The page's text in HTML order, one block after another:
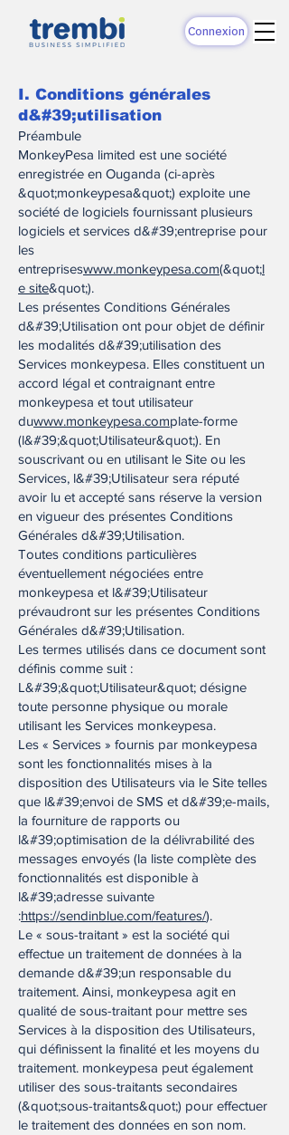
Connexion
I. Conditions générales
d&#39;utilisation
Préambule
MonkeyPesa limited est une société
enregistrée en Ouganda (ci-après
&quot;monkeypesa&quot;) exploite une
société de logiciels fournissant plusieurs
logiciels et services d&#39;entreprise pour
les
entrepriseswww.monkeypesa.com(&quot;l
e site&quot;).
Les présentes Conditions Générales
d&#39;Utilisation ont pour objet de définir
les modalités d&#39;utilisation des
Services monkeypesa. Elles constituent un
accord légal et contraignant entre
monkeypesa et tout utilisateur
duwww.monkeypesa.complate-forme
(l&#39;&quot;Utilisateur&quot;). En
souscrivant ou en utilisant le Site ou les
Services, l&#39;Utilisateur sera réputé
avoir lu et accepté sans réserve la version
en vigueur des présentes Conditions
Générales d&#39;Utilisation.
Toutes conditions particulières
éventuellement négociées entre
monkeypesa et l&#39;Utilisateur
prévaudront sur les présentes Conditions
Générales d&#39;Utilisation.
Les termes utilisés dans ce document sont
définis comme suit :
L&#39;&quot;Utilisateur&quot; désigne
toute personne physique ou morale
utilisant les Services monkeypesa.
Les « Services » fournis par monkeypesa
sont les fonctionnalités mises à la
disposition des Utilisateurs via le Site telles
que l&#39;envoi de SMS et d&#39;e-mails,
la fourniture de rapports ou
l&#39;optimisation de la délivrabilité des
messages envoyés (la liste complète des
fonctionnalités est disponible à
l&#39;adresse suivante
:https://sendinblue.com/features/).
Le « sous-traitant » est la société qui
effectue un traitement de données à la
demande d&#39;un responsable du
traitement. Ainsi, monkeypesa agit en
qualité de sous-traitant pour mettre ses
Services à la disposition des Utilisateurs,
qui définissent la finalité et les moyens du
traitement. monkeypesa peut également
utiliser des sous-traitants secondaires
(&quot;sous-traitants&quot;) pour effectuer
le traitement des données en son nom.